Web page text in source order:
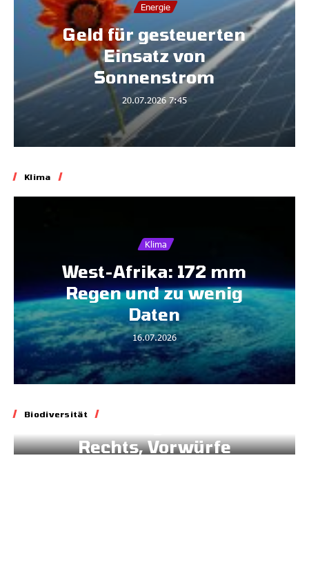
Energie
Geld für gesteuerten
Einsatz von
Sonnenstrom
20.07.2026 7:45
Klima
Klima
West-Afrika: 172 mm
Regen und zu wenig
Daten
16.07.2026
Biodiversität
Blockade geltenden
Rechts, Vorwürfe